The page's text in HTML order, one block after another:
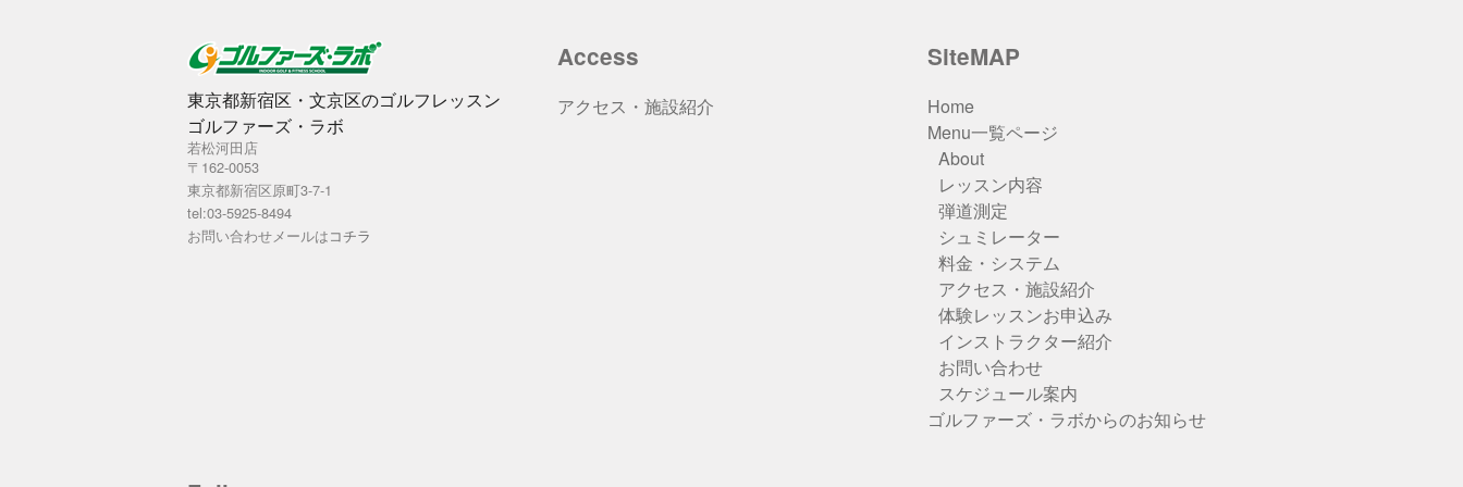
東京都新宿区・文京区のゴルフレッスン
ゴルファーズ・ラボ
若松河田店
〒162-0053
東京都新宿区原町3-7-1
tel:03-5925-8494
お問い合わせメールはコチラ
Access
アクセス・施設紹介
SiteMAP
Home
Menu一覧ページ
About
レッスン内容
弾道測定
シュミレーター
料金・システム
アクセス・施設紹介
体験レッスンお申込み
インストラクター紹介
お問い合わせ
スケジュール案内
ゴルファーズ・ラボからのお知らせ